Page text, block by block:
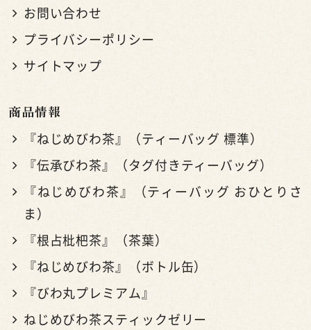
お問い合わせ
プライバシーポリシー
サイトマップ
商品情報
『ねじめびわ茶』（ティーバッグ 標準）
『伝承びわ茶』（タグ付きティーバッグ）
『ねじめびわ茶』（ティーバッグ おひとりさ
ま）
『根占枇杷茶』（茶葉）
『ねじめびわ茶』（ボトル缶）
『びわ丸プレミアム』
ねじめびわ茶スティックゼリー